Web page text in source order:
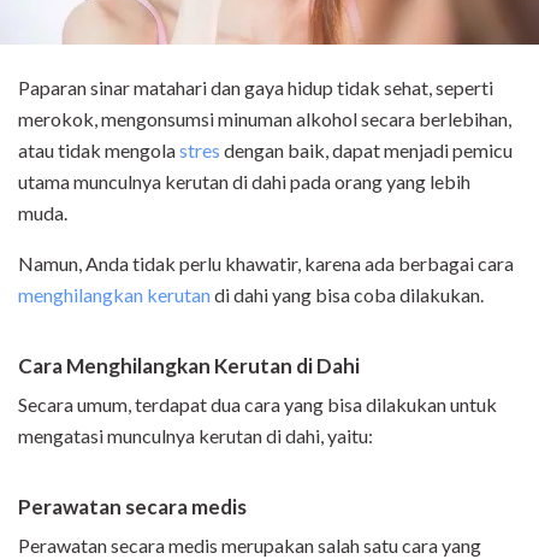
Paparan sinar matahari dan gaya hidup tidak sehat, seperti
merokok, mengonsumsi minuman alkohol secara berlebihan,
atau tidak mengolastres dengan baik, dapat menjadi pemicu
utama munculnya kerutan di dahi pada orang yang lebih
muda.
Namun, Anda tidak perlu khawatir, karena ada berbagai cara
menghilangkan kerutandi dahi yang bisa coba dilakukan.
Cara Menghilangkan Kerutan di Dahi
Secara umum, terdapat dua cara yang bisa dilakukan untuk
mengatasi munculnya kerutan di dahi, yaitu:
Perawatan secara medis
Perawatan secara medis merupakan salah satu cara yang